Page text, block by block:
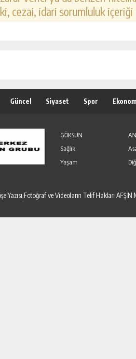
cezai, idari sorumluluk
Güncel Siyaset Spor
GÖKSUN
Sağlık
Yaşam
Yazısı,Fotoğraf ve Videoların Telif Hakları